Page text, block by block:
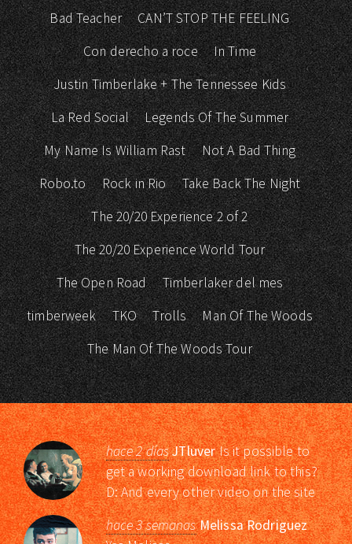
Bad Teacher
CAN’T STOP THE FEELING
Con derecho a roce
In Time
Justin Timberlake + The Tennessee Kids
La Red Social
Legends Of The Summer
My Name Is William Rast
Not A Bad Thing
Robo.to
Rock in Rio
Take Back The Night
The 20/20 Experience 2 of 2
The 20/20 Experience World Tour
The Open Road
Timberlaker del mes
timberweek
TKO Trolls
Man Of The Woods
The Man Of The Woods Tour
hace 2 díasJTluverIs it possible to
get a working download link to this?
D: And every other video on the site
hace 3 semanasMelissa Rodriguez